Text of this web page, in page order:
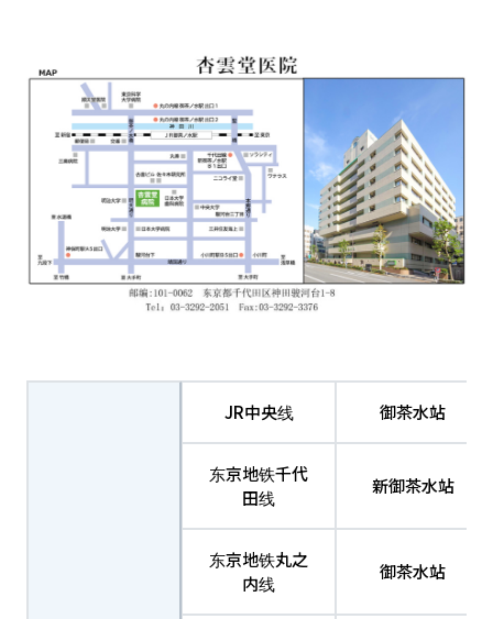
JR中央线 御茶水站
东京地铁千代
田线
新御茶水站
东京地铁丸之
内线
御茶水站